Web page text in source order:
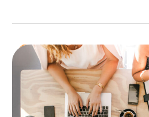
Wie
können
Retail